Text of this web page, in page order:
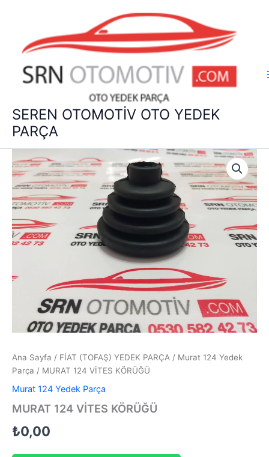
SEREN OTOMOTİV OTO YEDEK
PARÇA
Ana Sayfa / FİAT (TOFAŞ) YEDEK PARÇA / Murat 124 Yedek
Parça / MURAT 124 VİTES KÖRÜĞÜ
Murat 124 Yedek Parça
MURAT 124 VİTES KÖRÜĞÜ
₺0,00